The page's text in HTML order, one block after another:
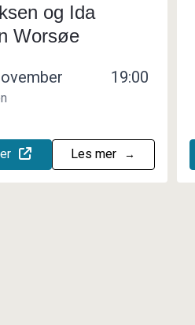
og Ida
Worsøe
19:00
Les mer